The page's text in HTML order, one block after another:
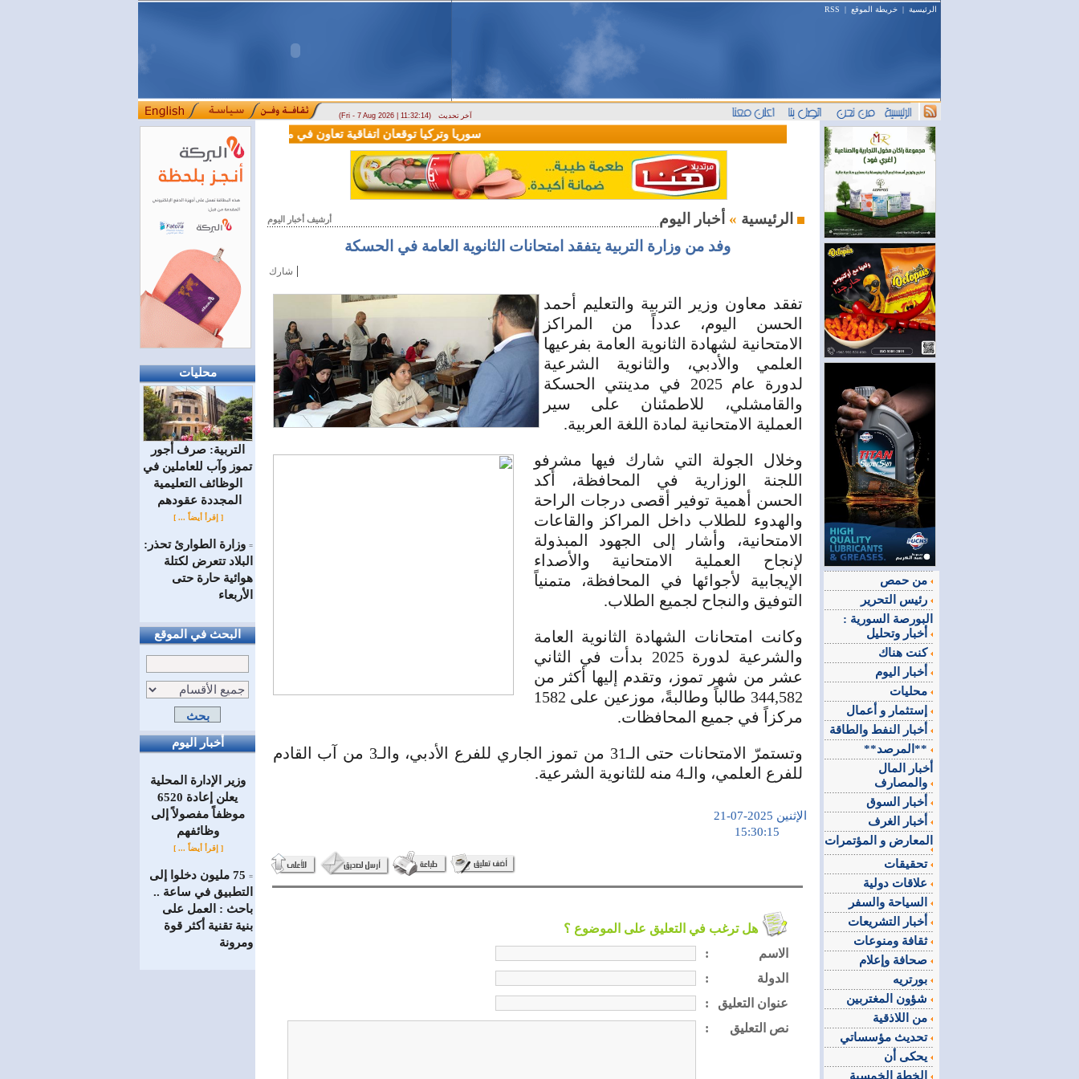
الرئيسية | خريطة الموقع |
RSS
(Fri - 7 Aug 2026 | 11:32:14) آخر تحديث
محليات
التربية: صرف أجور
تموز وآب للعاملين في
الوظائف ‏التعليمية
المجددة عقودهم ‏
[ إقرأ أيضاً ... ]
= وزارة الطوارئ تحذر:
البلاد تتعرض لكتلة
هوائية حارة حتى
الأربعاء
البحث في الموقع
أخبار اليوم
وزير الإدارة المحلية
يعلن إعادة 6520
موظفاً مفصولاً إلى
‏وظائفهم
[ إقرأ أيضاً ... ]
=
75 مليون دخلوا إلى
التطبيق في ساعة ..
باحث : العمل على
بنية تقنية أكثر قوة
ومرونة
سوريا وتركيا توقعان اتفاقية تعاون في مجالي التعليم العالي والبحث العلمي
أرشيف أخبار اليوم الرئيسية »
وفد من وزارة التربية يتفقد امتحانات الثانوية العامة في الحسكة
شارك |
تفقد معاون وزير التربية والتعليم أحمد
الحسن اليوم، عدداً من المراكز
الامتحانية لشهادة الثانوية العامة بفرعيها
العلمي والأدبي، والثانوية الشرعية
لدورة عام 2025 في مدينتي الحسكة
والقامشلي، للاطمئنان على سير
العملية الامتحانية لمادة اللغة العربية.
وخلال الجولة التي شارك فيها مشرفو
اللجنة الوزارية في المحافظة، أكد
الحسن أهمية توفير أقصى درجات الراحة
والهدوء للطلاب داخل المراكز والقاعات
الامتحانية، وأشار إلى الجهود المبذولة
لإنجاح العملية الامتحانية والأصداء
الإيجابية لأجوائها في المحافظة، متمنياً
التوفيق والنجاح لجميع الطلاب.
وكانت امتحانات الشهادة الثانوية العامة
والشرعية لدورة 2025 بدأت في الثاني
عشر من شهر تموز، وتقدم إليها أكثر من
344,582 طالباً وطالبةً، موزعين على 1582
مركزاً في جميع المحافظات.
وتستمرّ الامتحانات حتى الـ31 من تموز الجاري للفرع الأدبي، والـ3 من آب القادم
للفرع العلمي، والـ4 منه للثانوية الشرعية.
الإثنين 2025-07-21
هل ترغب في التعليق على الموضوع ؟
:
الاسم
:
الدولة
:
عنوان التعليق
:
نص التعليق
البورصة السورية :
كنت هناك
**المرصد**
أخبار المال
المعارض و المؤتمرات
تحقيقات
ثقافة ومنوعات
تحديث مؤسساتي